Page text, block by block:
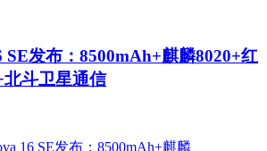
SE发布：8500mAh+麒麟8020+红
斗卫星通信